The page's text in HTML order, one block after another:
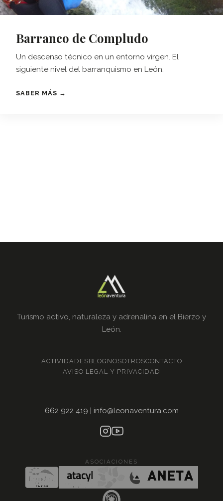
Barranco de Compludo
Un descenso técnico en un entorno virgen. El
siguiente nivel del barranquismo en León.
SABER MÁS →
Turismo activo, naturaleza y adrenalina en el Bierzo y
León.
ACTIVIDADESBLOG NOSOTROSCONTACTO
AVISO LEGAL Y PRIVACIDAD
662 922 419 info@leonaventura.com
ASOCIACIONES